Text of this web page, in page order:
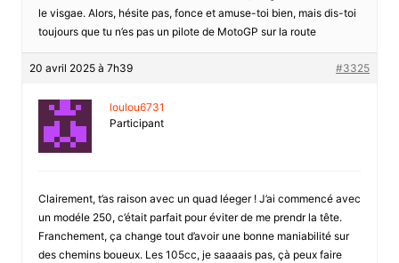
le visgae. Alors, hésite pas, fonce et amuse-toi bien, mais dis-toi
toujours que tu n’es pas un pilote de MotoGP sur la route
20 avril 2025 à 7h39 #3325
loulou6731
Participant
Clairement, t’as raison avec un quad léeger ! J’ai commencé avec
un modéle 250, c’était parfait pour éviter de me prendr la tête.
Franchement, ça change tout d’avoir une bonne maniabilité sur
des chemins boueux. Les 105cc, je saaaais pas, çà peux faire